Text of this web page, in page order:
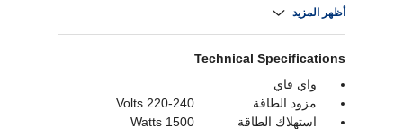
The 6.8-inch i-Select full-touch display provides
Achieve perfect coffee every time with
BaristaMode, offering precise control over
brewing parameters like strength, grind, and
temperature
أظهر المزيد
Technical Specifications
واي فاي
مزود الطاقة
220-240 Volts
استهلاك الطاقة
1500 Watts